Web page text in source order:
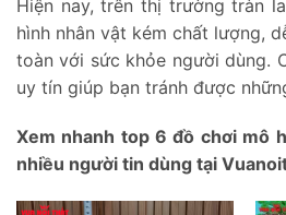
Hiện nay, trên thị trường tràn
hình nhân vật kém chất lượng,
toàn với sức khỏe người dùng.
uy tín giúp bạn tránh được
Xem nhanh top 6 đồ chơi mô
nhiều người tin dùng tại